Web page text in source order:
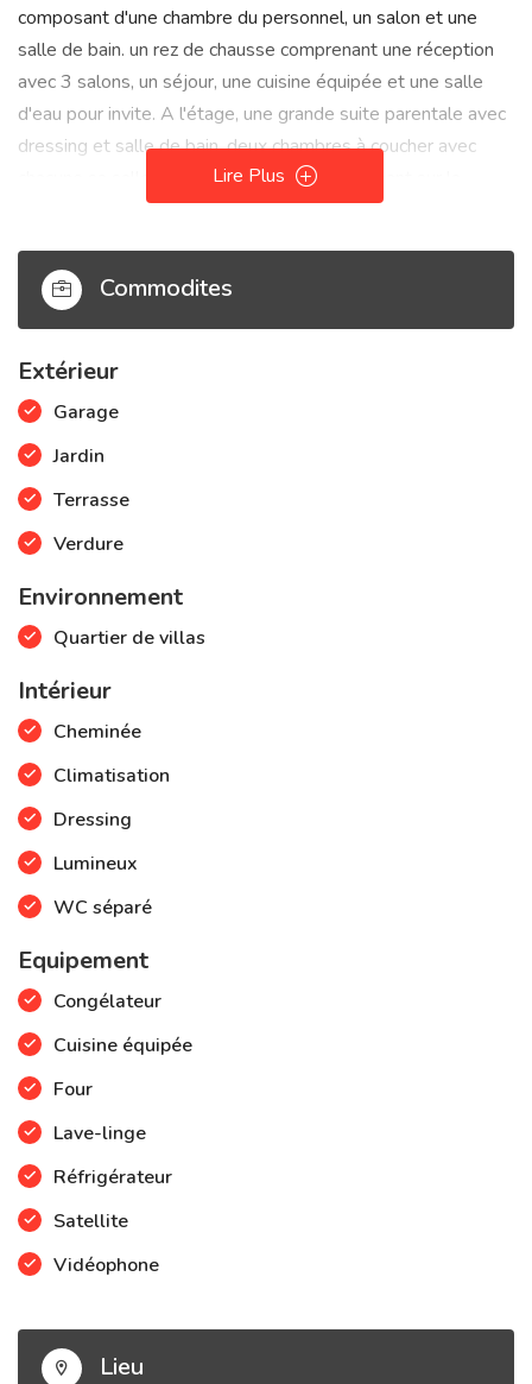
composant d'une chambre du personnel, un salon et une
salle de bain. un rez de chausse comprenant une réception
avec 3 salons, un séjour, une cuisine équipée et une salle
d'eau pour invite. A l'étage, une grande suite parentale avec
dressing et salle de bain, deux chambres à coucher avec
chacune sa salle de bain privé et balcon donnant sur la
piscine et le jardin. la piscine fait 11 mètres sur 7 mètres
Lire Plus
Commodites
Extérieur
Garage
Jardin
Terrasse
Verdure
Environnement
Quartier de villas
Intérieur
Cheminée
Climatisation
Dressing
Lumineux
WC séparé
Equipement
Congélateur
Cuisine équipée
Four
Lave-linge
Réfrigérateur
Satellite
Vidéophone
Lieu